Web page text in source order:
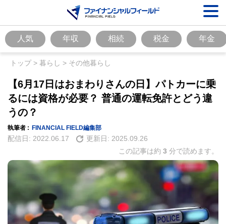
人気 年収 相続 税金 年金
トップ> 暮らし > その他暮らし
【6月17日はおまわりさんの日】パトカーに乗
るには資格が必要？ 普通の運転免許とどう違
うの？
執筆者 : FINANCIAL FIELD編集部
配信日: 2022.06.17 更新日: 2025.09.26
この記事は約 3 分で読めます。